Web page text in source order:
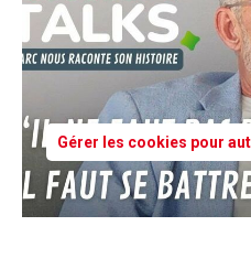
Gérer les cookies pour